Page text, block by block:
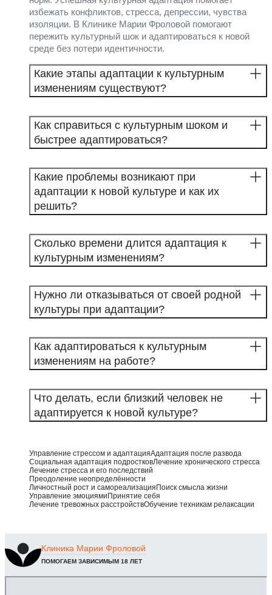
избежать конфликтов, стресса, депрессии, чувства
изоляции. В Клинике Марии Фроловой помогают
пережить культурный шок и адаптироваться к новой
среде без потери идентичности.
Какие этапы адаптации к культурным
изменениям существуют?
Как справиться с культурным шоком и
быстрее адаптироваться?
Какие проблемы возникают при
адаптации к новой культуре и как их
решить?
Сколько времени длится адаптация к
культурным изменениям?
Нужно ли отказываться от своей родной
культуры при адаптации?
Как адаптироваться к культурным
изменениям на работе?
Что делать, если близкий человек не
адаптируется к новой культуре?
Управление стрессом и адаптацияАдаптация после развода
Социальная адаптация подростковЛечение хронического стресса
Лечение стресса и его последствий
Преодоление неопределённости
Личностный рост и самореализация Поиск смысла жизни
Управление эмоциями Принятие себя
Лечение тревожных расстройствОбучение техникам релаксации
Клиника Марии Фроловой
ПОМОГАЕМ ЗАВИСИМЫМ 18 ЛЕТ